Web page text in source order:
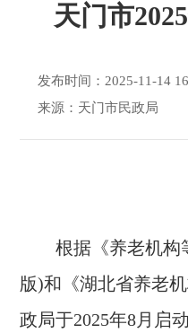
天门市
发布时间：2025-11-14
来源：天门市民政局
根据《养老机构
版)和《湖北省养老
政局于2025年8月启